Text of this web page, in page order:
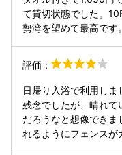
プランでどれも美味し
さり、帰りに写真を現
になりました。 また
て貸切状態でした。
勢湾を望めて最高です
ーのサービスは予想外
評価：
日帰り入浴で利用し
残念でしたが、晴れて
だろうなと想像できました。 お湯に浸かりなが
れるようにフェンスが